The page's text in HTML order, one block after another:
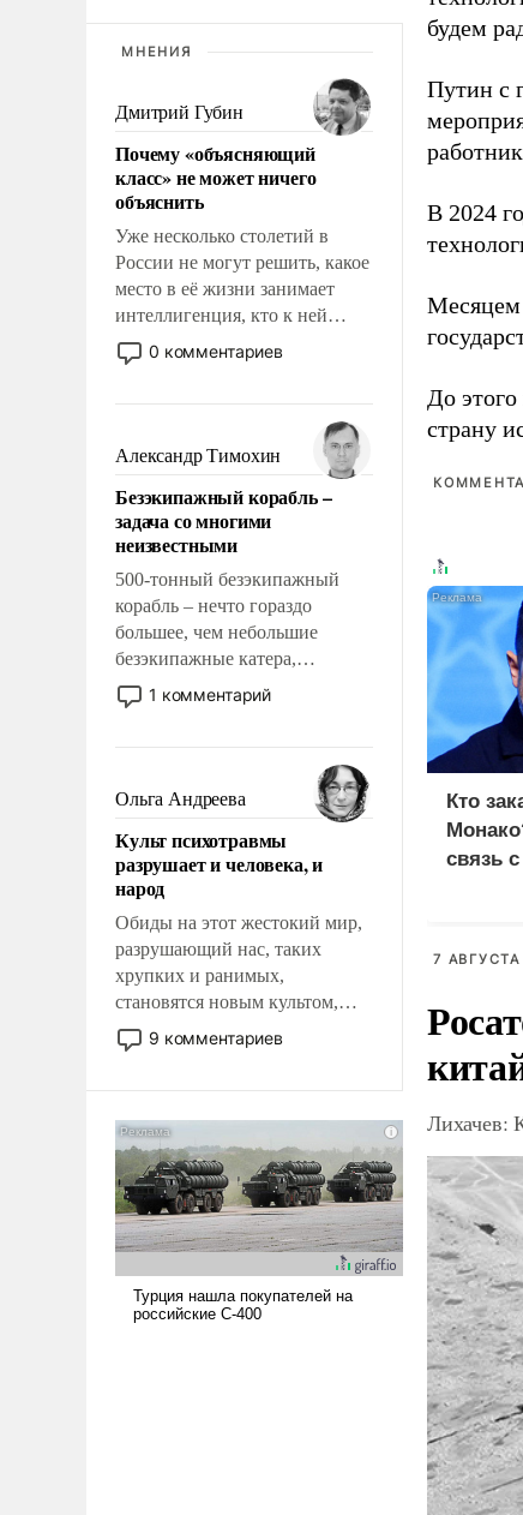
МНЕНИЯ
Дмитрий Губин
Почему «объясняющий
класс» не может ничего
объяснить
Уже несколько столетий в
России не могут решить, какое
место в её жизни занимает
интеллигенция, кто к ней
принадлежит, а кого из неё
исключили с правом
чем она отличается от просто
образованных людей. Иногда
казалось, что эти вопросы
решены раз и навсегда, но –
нет, не решены.
0 комментариев
Александр Тимохин
Безэкипажный корабль –
задача со многими
неизвестными
500-тонный безэкипажный
корабль – нечто гораздо
большее, чем небольшие
безэкипажные катера,
применение которых уже
стало обыденностью. Задача по
сложна и амбициозна. Однако
и ее реализация радикально
поднимет наши боевые
возможности.
1 комментарий
Ольга Андреева
Культ психотравмы
разрушает и человека, и
народ
Обиды на этот жестокий мир,
разрушающий нас, таких
хрупких и ранимых,
становятся новым культом,
постепенно вытесняя и
отменяя традиционное
ударами судьбы, брать на себя
ответственность, помогать
слабым, идти вперед и
адаптироваться.
9 комментариев
будем
Путин с
В 2024
Месяцем
До этого
страну
Кто
связь
7
Лихачев: